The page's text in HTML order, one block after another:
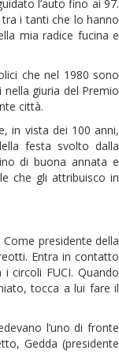
l’auto fino ai 97.
tra i tanti che lo hanno
mia radice fucina e
che nel 1980 sono
giuria del Premio
città.
in vista dei 100 anni,
festa svolto dalla
di buona annata e
che gli attribuisco in
presidente della
Entra in contatto
circoli FUCI. Quando
tocca a lui fare il
l’uno di fronte
Gedda (presidente